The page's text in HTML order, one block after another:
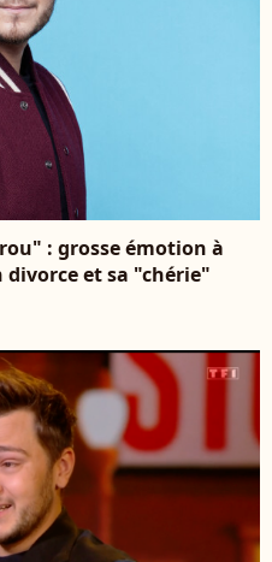
: grosse émotion à
et sa "chérie"